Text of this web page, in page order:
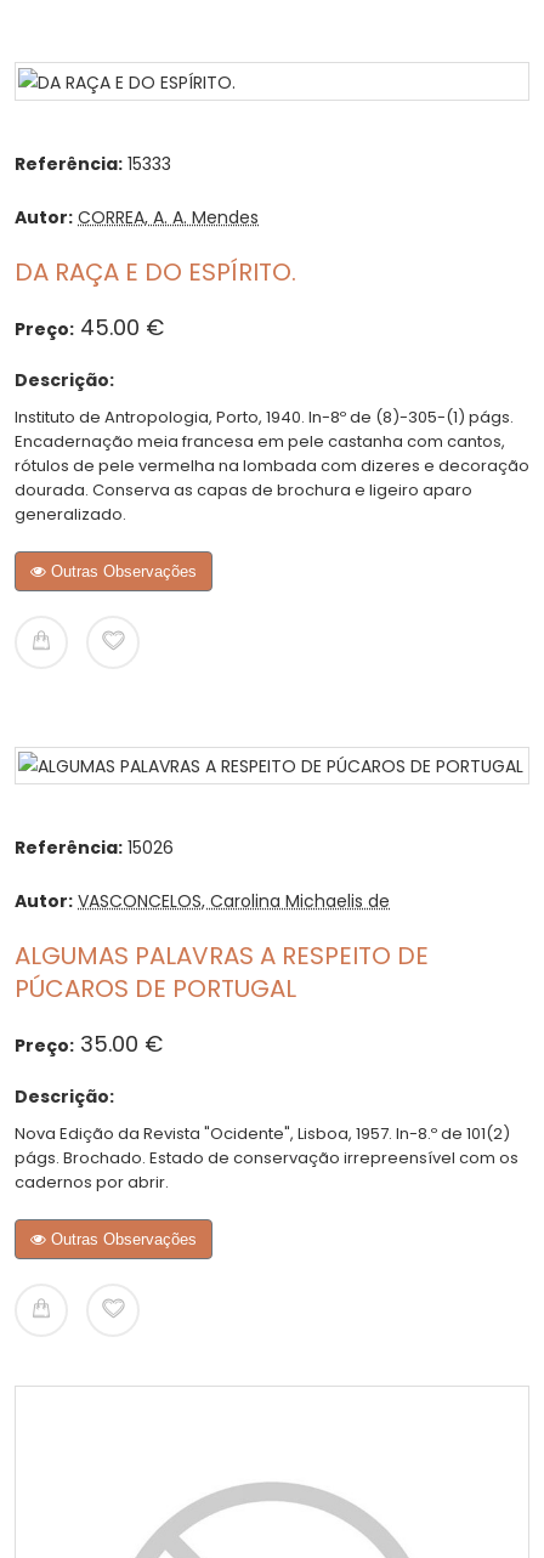
Referência: 15333
Autor: CORREA, A. A. Mendes
DA RAÇA E DO ESPÍRITO.
Preço: 45.00 €
Descrição:
Instituto de Antropologia, Porto, 1940. In-8º de (8)-305-(1) págs.
Encadernação meia francesa em pele castanha com cantos,
rótulos de pele vermelha na lombada com dizeres e decoração
dourada. Conserva as capas de brochura e ligeiro aparo
generalizado.
Outras Observações
Referência: 15026
Autor: VASCONCELOS, Carolina Michaelis de
ALGUMAS PALAVRAS A RESPEITO DE
PÚCAROS DE PORTUGAL
Preço: 35.00 €
Descrição:
Nova Edição da Revista "Ocidente", Lisboa, 1957. In-8.º de 101(2)
págs. Brochado. Estado de conservação irrepreensível com os
cadernos por abrir.
Outras Observações